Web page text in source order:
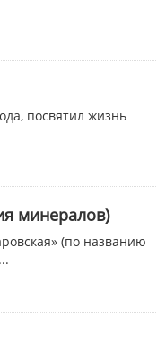
посвятил жизнь
минералов)
(по названию